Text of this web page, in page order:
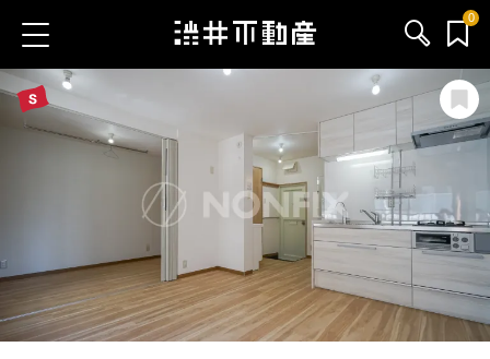
0
お問い合わせ
サービス内容
渋井不動産のメンバー